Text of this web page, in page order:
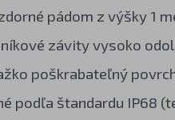
pádom z výšky 1
závity vysoko
poškrabateľný
podľa štandardu IP68